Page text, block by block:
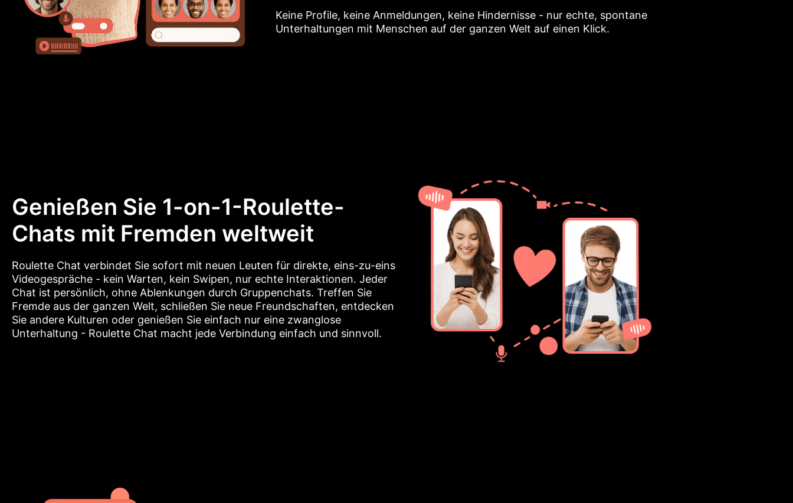
Keine Profile, keine Anmeldungen, keine Hindernisse - nur echte, spontane
Unterhaltungen mit Menschen auf der ganzen Welt auf einen Klick.
Genießen Sie 1-on-1-Roulette-
Chats mit Fremden weltweit
Roulette Chat verbindet Sie sofort mit neuen Leuten für direkte, eins-zu-eins
Videogespräche - kein Warten, kein Swipen, nur echte Interaktionen. Jeder
Chat ist persönlich, ohne Ablenkungen durch Gruppenchats. Treffen Sie
Fremde aus der ganzen Welt, schließen Sie neue Freundschaften, entdecken
Sie andere Kulturen oder genießen Sie einfach nur eine zwanglose
Unterhaltung - Roulette Chat macht jede Verbindung einfach und sinnvoll.